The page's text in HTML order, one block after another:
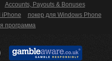
Accounts, Payouts & Bonuses
iPhone
покер для Windows Phone
программа